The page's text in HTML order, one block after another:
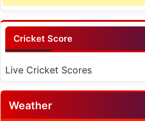
Cricket Score
Live Cricket Scores
Weather